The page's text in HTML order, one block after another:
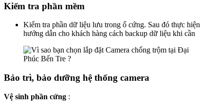
Kiểm tra phần mềm
Kiểm tra phần dữ liệu lưu trong ổ cứng. Sau đó thực hiện
hướng dẫn cho khách hàng cách backup dữ liệu khi cần
Bảo trì, bảo dưỡng hệ thống camera
Vệ sinh phần cứng :